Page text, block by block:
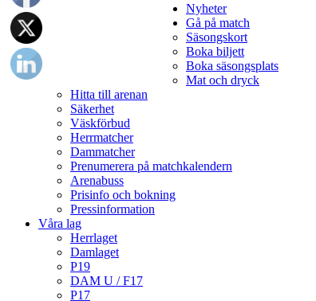
Nyheter
Gå på match
Säsongskort
Boka biljett
Boka säsongsplats
Mat och dryck
Hitta till arenan
Säkerhet
Väskförbud
Herrmatcher
Dammatcher
Prenumerera på matchkalendern
Arenabuss
Prisinfo och bokning
Pressinformation
Våra lag
Herrlaget
Damlaget
P19
DAM U / F17
P17